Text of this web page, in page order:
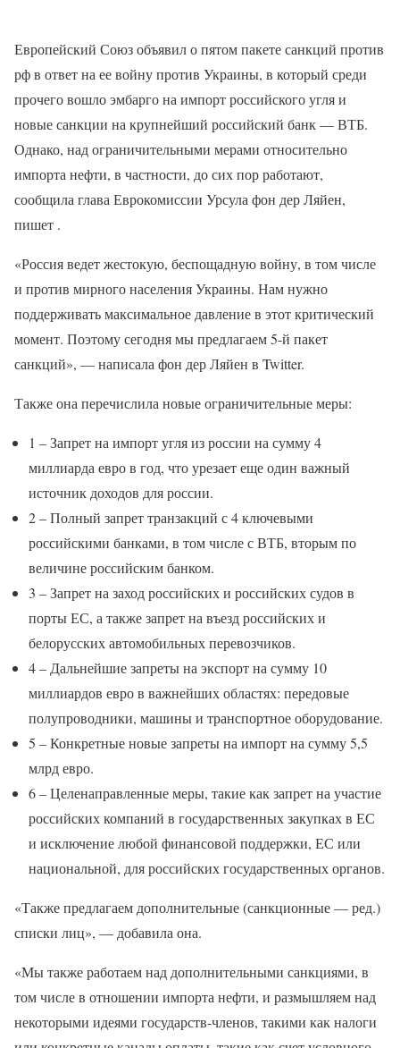
Европейский Союз объявил о пятом пакете санкций против
рф в ответ на ее войну против Украины, в который среди
прочего вошло эмбарго на импорт российского угля и
новые санкции на крупнейший российский банк — ВТБ.
Однако, над ограничительными мерами относительно
импорта нефти, в частности, до сих пор работают,
сообщила глава Еврокомиссии Урсула фон дер Ляйен,
пишет .
«Россия ведет жестокую, беспощадную войну, в том числе
и против мирного населения Украины. Нам нужно
поддерживать максимальное давление в этот критический
момент. Поэтому сегодня мы предлагаем 5-й пакет
санкций», — написала фон дер Ляйен в Twitter.
Также она перечислила новые ограничительные меры:
1 – Запрет на импорт угля из россии на сумму 4
миллиарда евро в год, что урезает еще один важный
источник доходов для россии.
2 – Полный запрет транзакций с 4 ключевыми
российскими банками, в том числе с ВТБ, вторым по
величине российским банком.
3 – Запрет на заход российских и российских судов в
порты ЕС, а также запрет на въезд российских и
белорусских автомобильных перевозчиков.
4 – Дальнейшие запреты на экспорт на сумму 10
миллиардов евро в важнейших областях: передовые
полупроводники, машины и транспортное оборудование.
5 – Конкретные новые запреты на импорт на сумму 5,5
млрд евро.
6 – Целенаправленные меры, такие как запрет на участие
российских компаний в государственных закупках в ЕС
и исключение любой финансовой поддержки, ЕС или
национальной, для российских государственных органов.
«Также предлагаем дополнительные (санкционные — ред.)
списки лиц», — добавила она.
«Мы также работаем над дополнительными санкциями, в
том числе в отношении импорта нефти, и размышляем над
некоторыми идеями государств-членов, такими как налоги